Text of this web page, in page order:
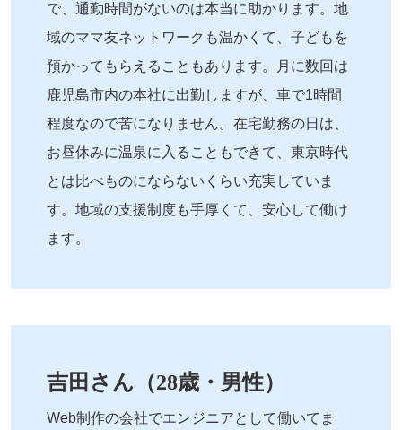
で、通勤時間がないのは本当に助かります。地
域のママ友ネットワークも温かくて、子どもを
預かってもらえることもあります。月に数回は
鹿児島市内の本社に出勤しますが、車で1時間
程度なので苦になりません。在宅勤務の日は、
お昼休みに温泉に入ることもできて、東京時代
とは比べものにならないくらい充実していま
す。地域の支援制度も手厚くて、安心して働け
ます。
吉田さん（28歳・男性）
Web制作の会社でエンジニアとして働いてま